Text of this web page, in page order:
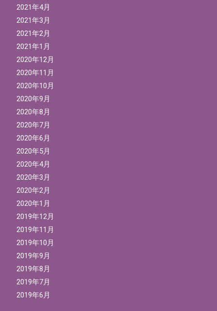
2021年4月
2021年3月
2021年2月
2021年1月
2020年12月
2020年11月
2020年10月
2020年9月
2020年8月
2020年7月
2020年6月
2020年5月
2020年4月
2020年3月
2020年2月
2020年1月
2019年12月
2019年11月
2019年10月
2019年9月
2019年8月
2019年7月
2019年6月